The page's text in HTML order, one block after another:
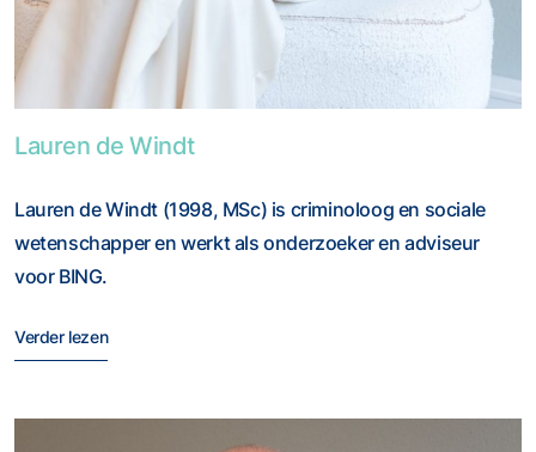
Lauren de Windt
Lauren de Windt (1998, MSc) is criminoloog en sociale
wetenschapper en werkt als onderzoeker en adviseur
voor BING.
Verder lezen